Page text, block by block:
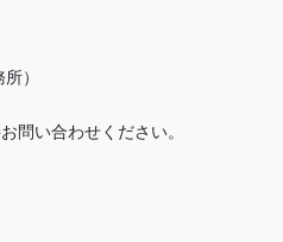
）
問い合わせください。